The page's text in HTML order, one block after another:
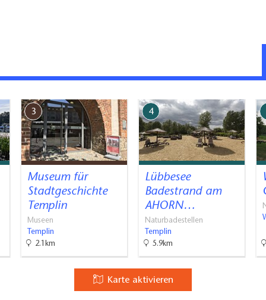
3
Museum für
Stadtgeschichte
Templin
Museen
Templin
2.1km
4
Lübbesee
Badestrand am
AHORN…
Naturbadestellen
Templin
5.9km
Karte aktivieren